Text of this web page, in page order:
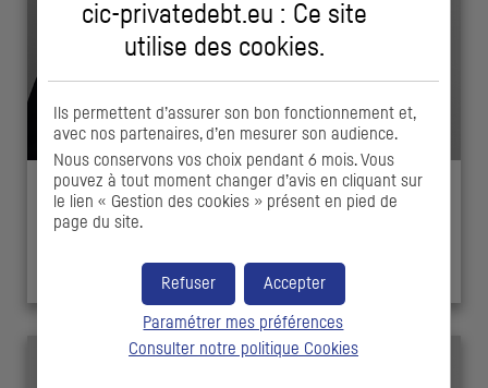
Sylvie GARCIN
cic-privatedebt.eu : Ce site
utilise des cookies.
Ils permettent d’assurer son bon fonctionnement et,
avec nos partenaires, d’en mesurer son audience.
Nous conservons vos choix pendant 6 mois. Vous
pouvez à tout moment changer d’avis en cliquant sur
le lien « Gestion des cookies » présent en pied de
page du site.
Accepter
Refuser
Paramétrer mes préférences
Consulter notre politique Cookies